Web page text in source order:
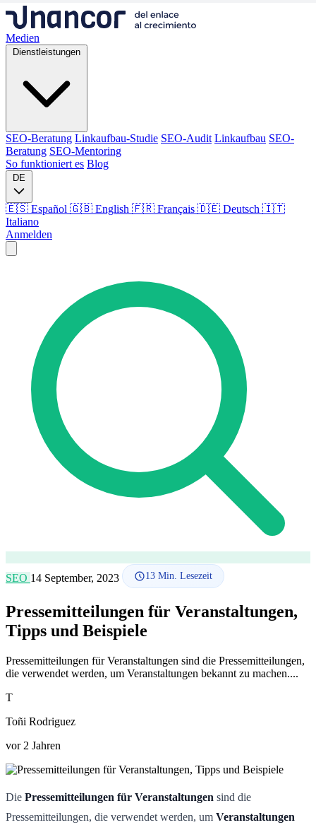
Medien
Dienstleistungen
SEO-Beratung Linkaufbau-Studie SEO-Audit Linkaufbau SEO-
Beratung SEO-Mentoring
So funktioniert es Blog
DE
🇪🇸 Español 🇬🇧 English 🇫🇷 Français 🇩🇪 Deutsch 🇮🇹
Italiano
Anmelden
SEO-Beratung Linkaufbau
Beratung
SEO-Mentoring
So funktioniert es
Sprache
🇪🇸 ES
🇬🇧 EN 🇮🇹 IT
SEO 14 September, 2023 13 Min. Lesezeit
Pressemitteilungen für Veranstaltungen,
Tipps und Beispiele
Pressemitteilungen für Veranstaltungen sind die Pressemitteilungen,
die verwendet werden, um Veranstaltungen bekannt zu machen....
T
Toñi Rodriguez
vor 2 Jahren
Die Pressemitteilungen für Veranstaltungen sind die
Pressemitteilungen, die verwendet werden, um Veranstaltungen